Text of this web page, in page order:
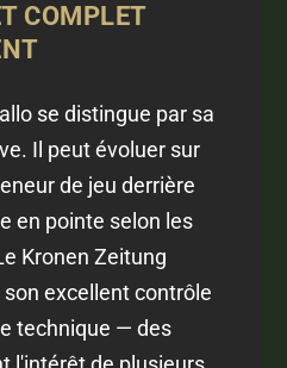
COMPLET
se distingue par sa
Il peut évoluer sur
de jeu derrière
en pointe selon les
Kronen Zeitung
excellent contrôle
technique — des